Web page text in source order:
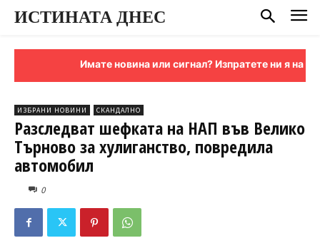
ИСТИНАТА ДНЕС
Имате новина или сигнал? Изпратете ни я на
ИЗБРАНИ НОВИНИ СКАНДАЛНО
Разследват шефката на НАП във Велико
Търново за хулиганство, повредила
автомобил
0